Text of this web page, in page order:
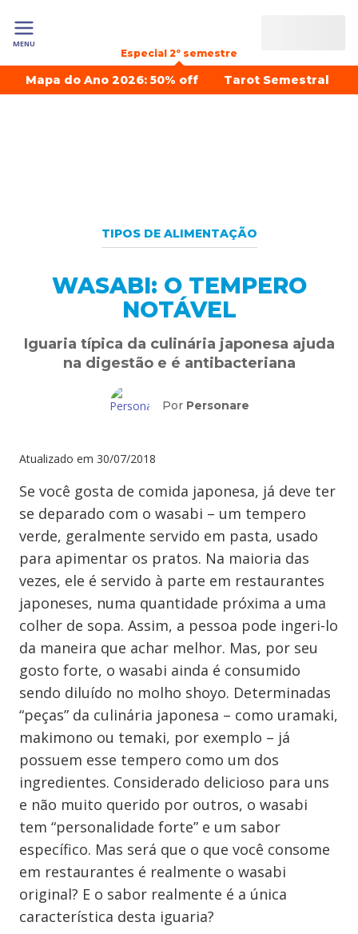
MENU
Especial 2º semestre
Mapa do Ano 2026: 50% off Tarot Semestral
TIPOS DE ALIMENTAÇÃO
WASABI: O TEMPERO
NOTÁVEL
Iguaria típica da culinária japonesa ajuda
na digestão e é antibacteriana
Por Personare
Atualizado em 30/07/2018
Se você gosta de comida japonesa, já deve ter
se deparado com o wasabi – um tempero
verde, geralmente servido em pasta, usado
para apimentar os pratos. Na maioria das
vezes, ele é servido à parte em restaurantes
japoneses, numa quantidade próxima a uma
colher de sopa. Assim, a pessoa pode ingeri-lo
da maneira que achar melhor. Mas, por seu
gosto forte, o wasabi ainda é consumido
sendo diluído no molho shoyo. Determinadas
“peças” da culinária japonesa – como uramaki,
makimono ou temaki, por exemplo – já
possuem esse tempero como um dos
ingredientes. Considerado delicioso para uns
e não muito querido por outros, o wasabi
tem “personalidade forte” e um sabor
específico. Mas será que o que você consome
em restaurantes é realmente o wasabi
original? E o sabor realmente é a única
característica desta iguaria?